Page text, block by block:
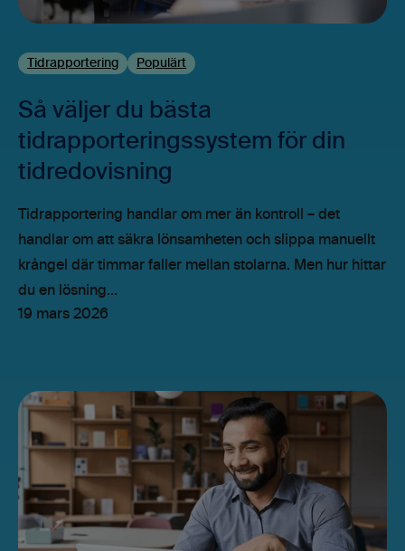
Tidrapportering Populärt
Så väljer du bästa
tidrapporteringssystem för din
tidredovisning
Tidrapportering handlar om mer än kontroll – det
handlar om att säkra lönsamheten och slippa manuellt
krångel där timmar faller mellan stolarna. Men hur hittar
du en lösning...
19 mars 2026